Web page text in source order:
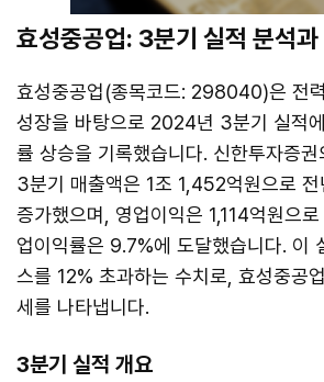
효성중공업: 3분기 실적 분석
효성중공업(종목코드: 298040)은 전
성장을 바탕으로 2024년 3분기 실적
률 상승을 기록했습니다. 신한투자증
3분기 매출액은 1조 1,452억원으로
증가했으며, 영업이익은 1,114억원으
업이익률은 9.7%에 도달했습니다. 이
스를 12% 초과하는 수치로, 효성중공
세를 나타냅니다.
3분기 실적 개요